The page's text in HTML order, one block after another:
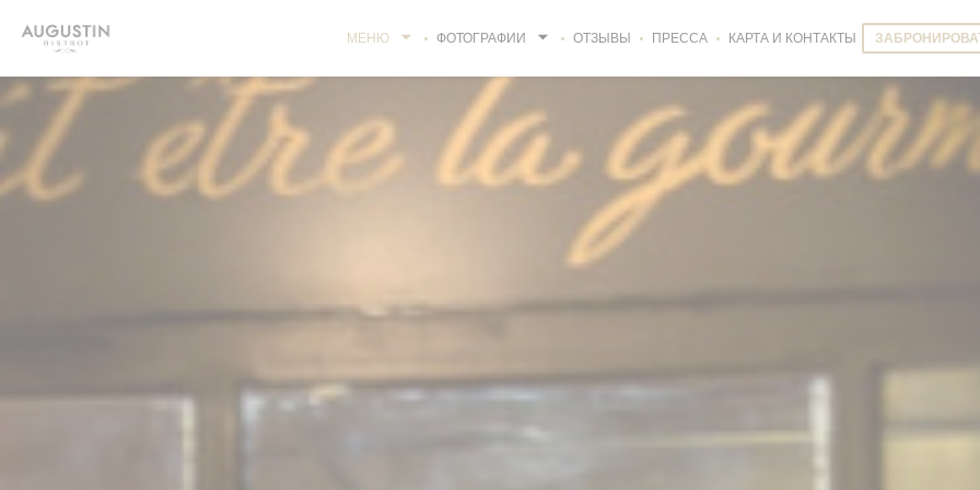
МЕНЮ ФОТОГРАФИИ ОТЗЫВЫ ПРЕССА КАРТА И КОНТАКТЫ